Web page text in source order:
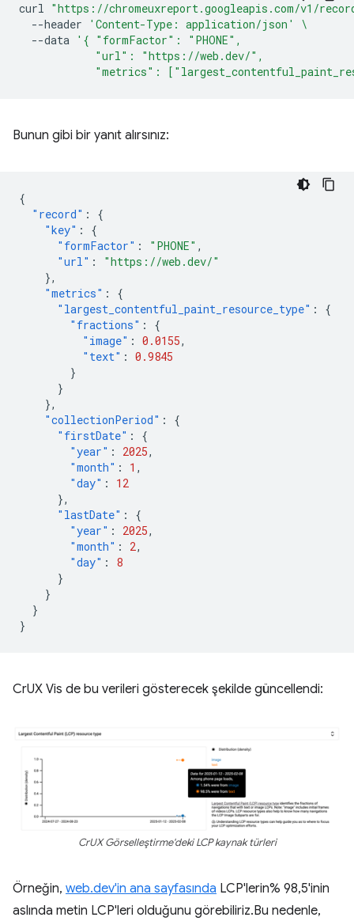
curl "https://chromeuxreport.googleapis.com/v1/
--header
'Content-Type: application/json'
\
--data '{ "formFactor": "PHONE",
            "url": "https://web.dev/",
"metrics":
Bunun gibi bir yanıt alırsınız:
{
"record" :
{
"key" :
{
"formFactor" : "PHONE" ,
"url" :
"https://web.dev/"
},
"metrics" :
{
"largest_contentful_paint_resource_type" :
{
"fractions" :
{
"image" : 0.0155,
"text" : 0.9845
}
}
},
"collectionPeriod" :
{
"firstDate" :
{
"year" : 2025,
"month" : 1 ,
"day" :
12
},
"lastDate" :
{
"year" : 2025,
"month" : 2,
"day" :
8
}
}
}
}
CrUX Vis de bu verileri gösterecek şekilde güncellendi:
CrUX Görselleştirme'deki LCP kaynak türleri
Örneğin, web.dev'in ana sayfasında LCP'lerin% 98,5'inin
aslında metin LCP'leri olduğunu görebiliriz.Bu nedenle,